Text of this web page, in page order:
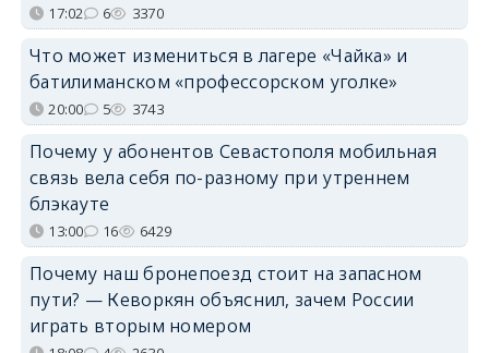
17:02 6 3370
Что может измениться в лагере «Чайка» и
батилиманском «профессорском уголке»
20:00 5 3743
Почему у абонентов Севастополя мобильная
связь вела себя по-разному при утреннем
блэкауте
13:00 16 6429
Почему наш бронепоезд стоит на запасном
пути? — Кеворкян объяснил, зачем России
играть вторым номером